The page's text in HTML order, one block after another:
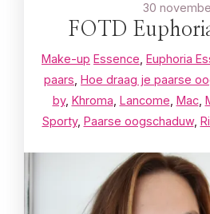
30
FOTD
Make-up Essence, Euphoria
paars, Hoe draag je paarse
by, Khroma, Lancome, Mac,
Sporty, Paarse oogschaduw,